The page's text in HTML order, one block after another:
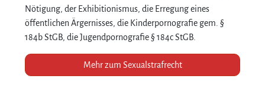
Nötigung, der Exhibitionismus, die Erregung eines
öffentlichen Ärgernisses, die Kinderpornografie gem. §
184b StGB, die Jugendpornografie § 184c StGB.
Mehr zum Sexualstrafrecht